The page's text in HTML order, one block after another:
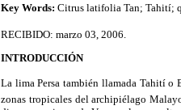
Key Words: Citrus latifolia Tan;
RECIBIDO: marzo 03, 2006.
INTRODUCCIÓN
La lima Persa también llamada
zonas tropicales del archipiélago